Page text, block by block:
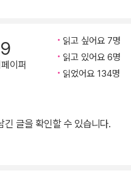
은 2편 중 가장 좋았던 본심작 1
을 온라인상으로 전달하였다.
50퍼센트와 어린이 심사위원들
두고 심사위원단의 점수가 합
만큼 치열한 공방이 펼쳐졌다.
난 어린이 심사위원들은 자신
9
이퍼
읽고 싶어요 7명
읽고 있어요 6명
읽었어요 134명
긴 글을 확인할 수 있습니다.